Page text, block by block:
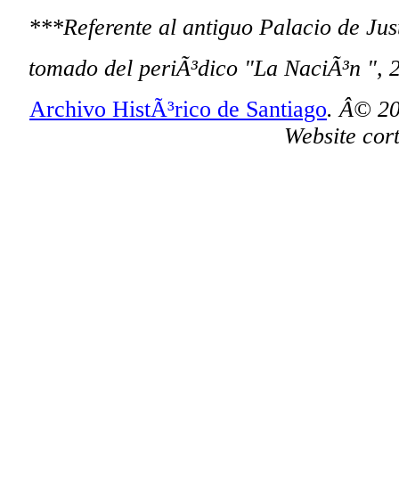
***Referente al antiguo Palacio de
tomado del periÃ³dico "La NaciÃ³n ",
Archivo HistÃ³rico de Santiago. Â©
Website